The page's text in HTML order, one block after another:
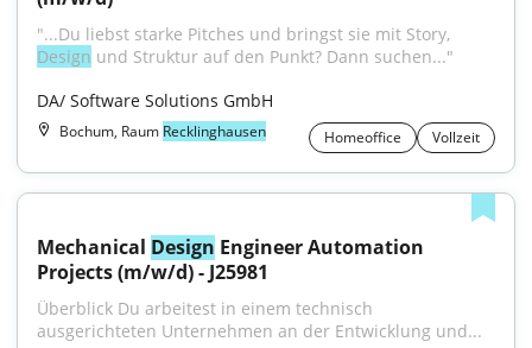
Design und Struktur auf den Punkt? Dann suchen..."
DA/ Software Solutions GmbH
Bochum, Raum Recklinghausen Homeoffice Vollzeit
Mechanical Design Engineer Automation
Projects (m/w/d) - J25981
Überblick Du arbeitest in einem technisch
ausgerichteten Unternehmen an der Entwicklung und...